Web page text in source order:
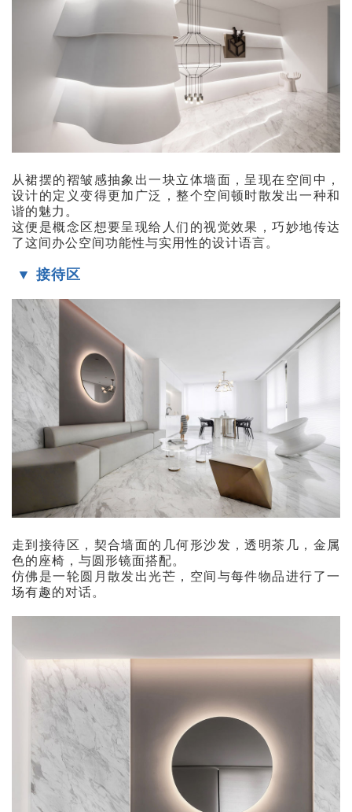
从裙摆的褶皱感抽象出一块立体墙面，呈现在空间中，
设计的定义变得更加广泛，整个空间顿时散发出一种和
谐的魅力。
这便是概念区想要呈现给人们的视觉效果，巧妙地传达
了这间办公空间功能性与实用性的设计语言。
▼ 接待区
走到接待区，契合墙面的几何形沙发，透明茶几，金属
色的座椅，与圆形镜面搭配。
仿佛是一轮圆月散发出光芒，空间与每件物品进行了一
场有趣的对话。